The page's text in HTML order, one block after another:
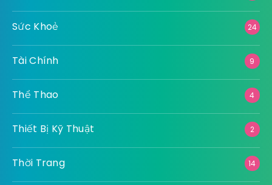
Sức Khoẻ 24
Tài Chính 9
Thể Thao 4
Thiết Bị Kỹ Thuật 2
Thời Trang 14